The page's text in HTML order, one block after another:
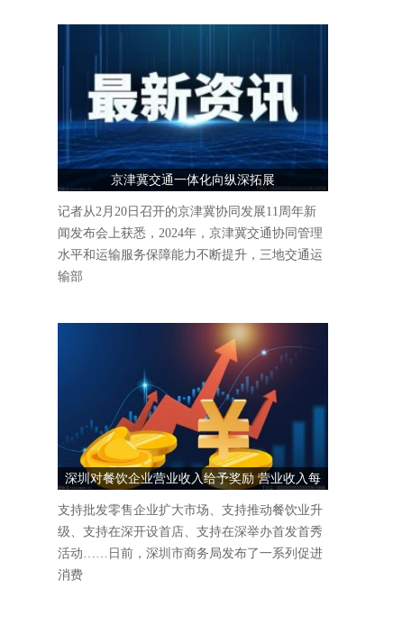
京津冀交通一体化向纵深拓展
记者从2月20日召开的京津冀协同发展11周年新
闻发布会上获悉，2024年，京津冀交通协同管理
水平和运输服务保障能力不断提升，三地交通运
输部
深圳对餐饮企业营业收入给予奖励 营业收入每
1000万元奖励5万元
支持批发零售企业扩大市场、支持推动餐饮业升
级、支持在深开设首店、支持在深举办首发首秀
活动……日前，深圳市商务局发布了一系列促进
消费